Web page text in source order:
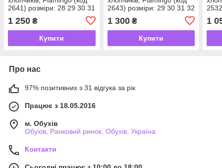
2641) розміри: 28 29 30 31
1 250 ₴
Купити
2643) розміри: 29 30 31 32
1 300₴
Купити
1
Про нас
97% позитивних з 31 відгука за рік
Працює з 18.05.2016
м. Обухів
Обухів, Ранковий ринок, Обухів, Україна
Контакти